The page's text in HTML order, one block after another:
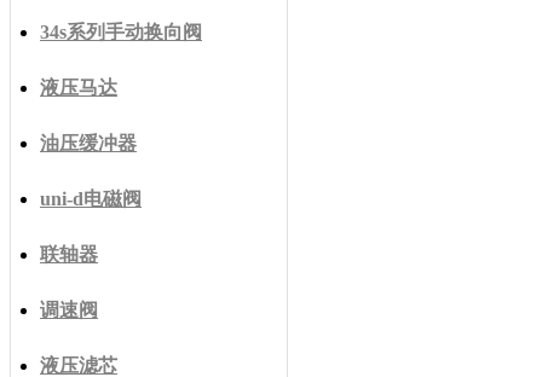
34s系列手动换向阀
液压马达
油压缓冲器
uni-d电磁阀
联轴器
调速阀
液压滤芯